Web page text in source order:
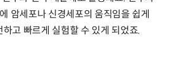
암세포나 신경세포의 움직임을 쉽게
고 빠르게 실험할 수 있게 되었죠.